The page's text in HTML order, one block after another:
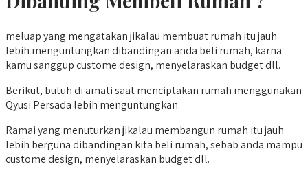
meluap yang mengatakan jikalau membuat rumah itu jauh
lebih menguntungkan dibandingan anda beli rumah, karna
kamu sanggup custome design, menyelaraskan budget dll.
Berikut, butuh di amati saat menciptakan rumah menggunakan
Qyusi Persada lebih menguntungkan.
Ramai yang menuturkan jikalau membangun rumah itu jauh
lebih berguna dibandingan kita beli rumah, sebab anda mampu
custome design, menyelaraskan budget dll.